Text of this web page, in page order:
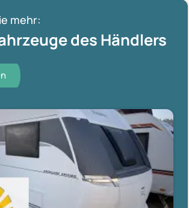
mehr:
des Händlers